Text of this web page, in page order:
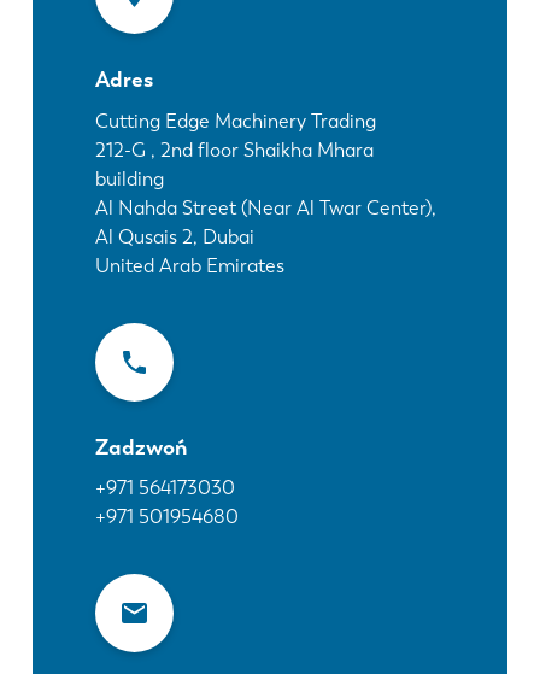
Adres
Cutting Edge Machinery Trading
212-G , 2nd floor Shaikha Mhara
building
Al Nahda Street (Near Al Twar Center),
Al Qusais 2, Dubai
United Arab Emirates
Zadzwoń
+971 564173030
+971 501954680
Odkryj LVD
Realizacje
Wydarzenia
Centrum zasobów
Branże i rozwiązania
Oferty pracy